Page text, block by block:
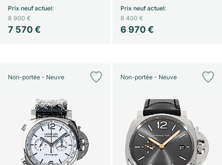
7 570 €
Prix neuf actuel:
8 900 €
6 970 €
Prix neuf actuel:
8 400 €
Non-portée - Neuve Non-portée - Neuve